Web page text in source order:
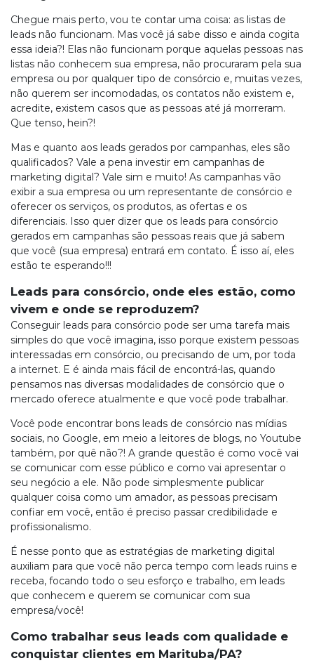
Chegue mais perto, vou te contar uma coisa: as listas de
leads não funcionam. Mas você já sabe disso e ainda cogita
essa ideia?! Elas não funcionam porque aquelas pessoas nas
listas não conhecem sua empresa, não procuraram pela sua
empresa ou por qualquer tipo de consórcio e, muitas vezes,
não querem ser incomodadas, os contatos não existem e,
acredite, existem casos que as pessoas até já morreram.
Que tenso, hein?!
Mas e quanto aos leads gerados por campanhas, eles são
qualificados? Vale a pena investir em campanhas de
marketing digital? Vale sim e muito! As campanhas vão
exibir a sua empresa ou um representante de consórcio e
oferecer os serviços, os produtos, as ofertas e os
diferenciais. Isso quer dizer que os leads para consórcio
gerados em campanhas são pessoas reais que já sabem
que você (sua empresa) entrará em contato. É isso aí, eles
estão te esperando!!!
Leads para consórcio, onde eles estão, como
vivem e onde se reproduzem?
Conseguir leads para consórcio pode ser uma tarefa mais
simples do que você imagina, isso porque existem pessoas
interessadas em consórcio, ou precisando de um, por toda
a internet. E é ainda mais fácil de encontrá-las, quando
pensamos nas diversas modalidades de consórcio que o
mercado oferece atualmente e que você pode trabalhar.
Você pode encontrar bons leads de consórcio nas mídias
sociais, no Google, em meio a leitores de blogs, no Youtube
também, por quê não?! A grande questão é como você vai
se comunicar com esse público e como vai apresentar o
seu negócio a ele. Não pode simplesmente publicar
qualquer coisa como um amador, as pessoas precisam
confiar em você, então é preciso passar credibilidade e
profissionalismo.
É nesse ponto que as estratégias de marketing digital
auxiliam para que você não perca tempo com leads ruins e
receba, focando todo o seu esforço e trabalho, em leads
que conhecem e querem se comunicar com sua
empresa/você!
Como trabalhar seus leads com qualidade e
conquistar clientes em Marituba/PA?